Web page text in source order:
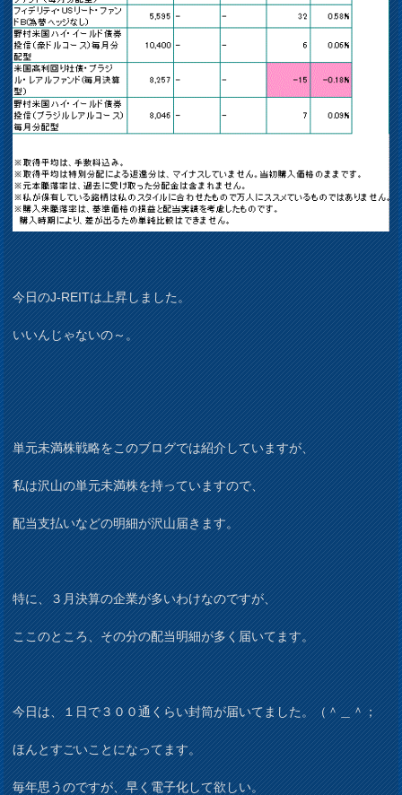
今日のJ-REITは上昇しました。
いいんじゃないの～。
単元未満株戦略をこのブログでは紹介していますが、
私は沢山の単元未満株を持っていますので、
配当支払いなどの明細が沢山届きます。
特に、３月決算の企業が多いわけなのですが、
ここのところ、その分の配当明細が多く届いてます。
今日は、１日で３００通くらい封筒が届いてました。（＾＿＾；
ほんとすごいことになってます。
毎年思うのですが、早く電子化して欲しい。